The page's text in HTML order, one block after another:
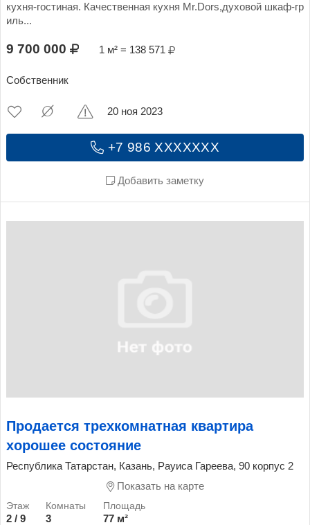
кухня-гостиная. Качественная кухня Мr.Dоrs,духовой шкаф-гр
иль...
9 700 000 1 м² = 138 571
Собственник
+7 986 XXXXXXX
Добавить заметку
20 ноя 2023
Продается трехкомнатная квартира
хорошее состояние
Республика Татарстан, Казань, Рауиса Гареева, 90 корпус 2
Показать на карте
2 / 9 3
77 м²